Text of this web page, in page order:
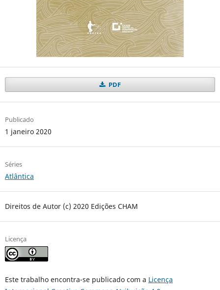
PDF
Publicado
1 janeiro 2020
Séries
Atlântica
Direitos de Autor (c) 2020 Edições CHAM
Licença
Este trabalho encontra-se publicado com a Licença